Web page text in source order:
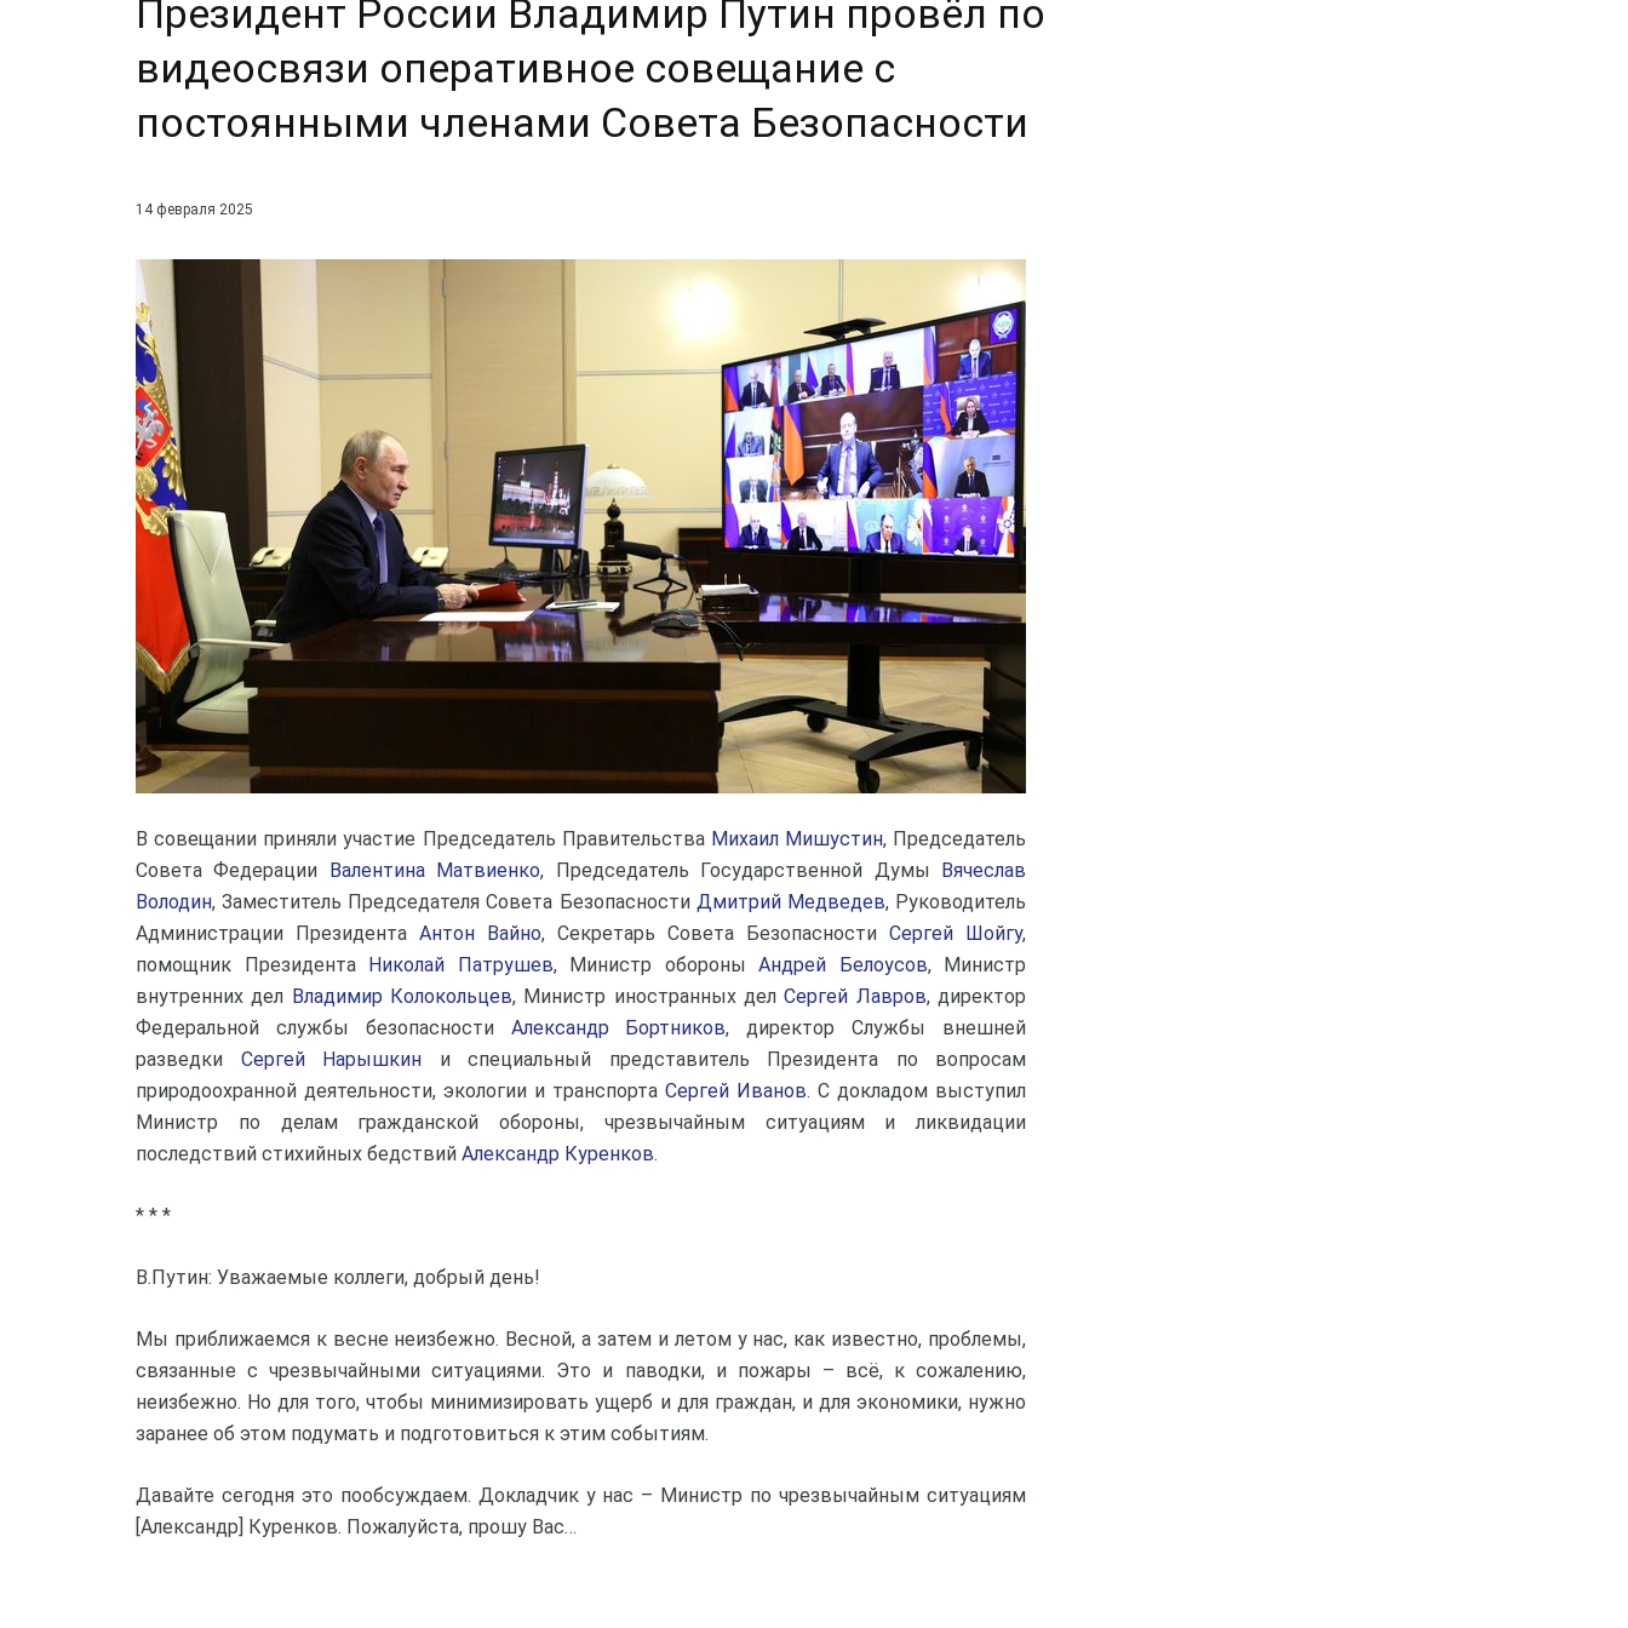
Президент России Владимир Путин провёл по
видеосвязи оперативное совещание с
постоянными членами Совета Безопасности
14 февраля 2025
В совещании приняли участие Председатель Правительства Михаил Мишустин, Председатель
Совета Федерации
Валентина Матвиенко, Председатель Государственной Думы
Вячеслав
Володин, Заместитель Председателя Совета Безопасности Дмитрий Медведев, Руководитель
Администрации Президента Антон Вайно, Секретарь Совета Безопасности Сергей Шойгу,
помощник Президента
Николай Патрушев, Министр обороны Андрей Белоусов, Министр
внутренних дел Владимир Колокольцев, Министр иностранных делСергей Лавров, директор
Федеральной службы безопасности Александр Бортников, директор Службы внешней
разведки Сергей Нарышкин и специальный представитель Президента по вопросам
природоохранной деятельности, экологии и транспорта Сергей Иванов. С докладом выступил
Министр по делам гражданской обороны, чрезвычайным ситуациям и ликвидации
последствий стихийных бедствий Александр Куренков.
* * *
В.Путин: Уважаемые коллеги, добрый день!
Мы приближаемся к весне неизбежно. Весной, а затем и летом у нас, как известно, проблемы,
связанные с чрезвычайными ситуациями. Это и паводки, и пожары – всё, к сожалению,
неизбежно. Но для того, чтобы минимизировать ущерб и для граждан, и для экономики, нужно
заранее об этом подумать и подготовиться к этим событиям.
Давайте сегодня это пообсуждаем. Докладчик у нас – Министр по чрезвычайным ситуациям
[Александр] Куренков. Пожалуйста, прошу Вас…